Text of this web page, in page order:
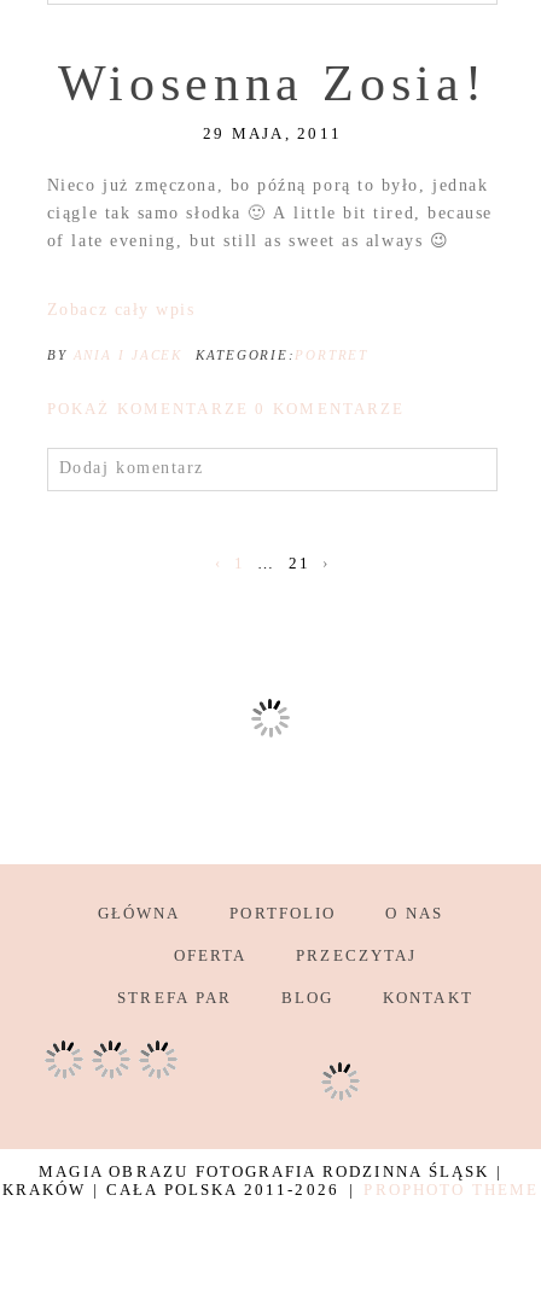
Wiosenna Zosia!
29 MAJA, 2011
Nieco już zmęczona, bo późną porą to było, jednak
ciągle tak samo słodka 🙂 A little bit tired, because
of late evening, but still as sweet as always 😉
Zobacz cały wpis
BY ANIA I JACEK KATEGORIE: PORTRET
POKAŻ KOMENTARZE 0 KOMENTARZE
Dodaj komentarz
‹ 1 21 ›
GŁÓWNA PORTFOLIO O NAS
OFERTA PRZECZYTAJ
STREFA PAR BLOG KONTAKT
MAGIA OBRAZU FOTOGRAFIA RODZINNA ŚLĄSK |
KRAKÓW | CAŁA POLSKA 2011-2026
| PROPHOTO THEME